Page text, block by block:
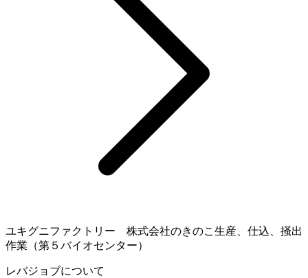
ユキグニファクトリー 株式会社のきのこ生産、仕込、掻出
作業（第５バイオセンター）
レバジョブについて